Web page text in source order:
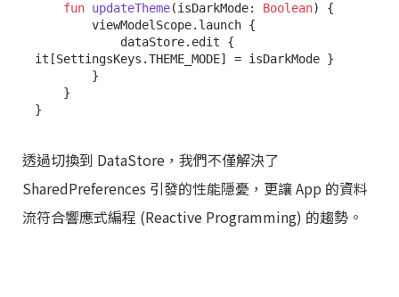
fun updateTheme(isDarkMode: Boolean)
{
it[SettingsKeys.THEME_MODE] = isDarkMode }
透過切換到 DataStore，我們不僅解決了
SharedPreferences 引發的性能隱憂，更讓 App 的資料
流符合響應式編程 (Reactive Programming) 的趨勢。